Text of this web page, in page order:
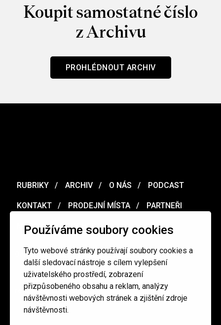
Používáme soubory cookies
Tyto webové stránky používají soubory cookies a
další sledovací nástroje s cílem vylepšení
uživatelského prostředí, zobrazení
přizpůsobeného obsahu a reklam, analýzy
návštěvnosti webových stránek a zjištění zdroje
návštěvnosti.
Koupit samostatné číslo
z Archivu
PROHLÉDNOUT ARCHIV
RUBRIKY ARCHIV O NÁS PODCAST
KONTAKT PRODEJNÍ MÍSTA PARTNEŘI
MERCH VOUCHER
Ochrana osobních údajů / Obchodní podmínky
redakce@cinepur.cz